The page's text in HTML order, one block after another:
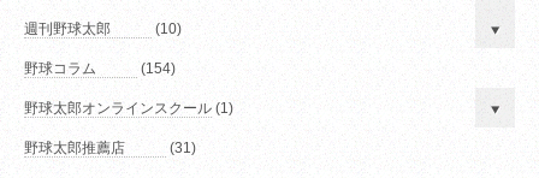
週刊野球太郎 (10)
野球コラム (154)
野球太郎オンラインスクール (1)
野球太郎推薦店 (31)